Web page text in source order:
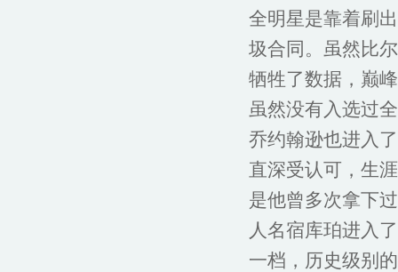
全明星是靠着刷
圾合同。虽然比
牺牲了数据，巅
虽然没有入选过
乔约翰逊也进入
直深受认可，生
是他曾多次拿下
人名宿库珀进入
一档，历史级别